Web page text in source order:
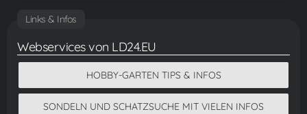
Links & Infos
Webservices von LD24.EU
HOBBY-GARTEN TIPS & INFOS
SONDELN UND SCHATZSUCHE MIT VIELEN INFOS